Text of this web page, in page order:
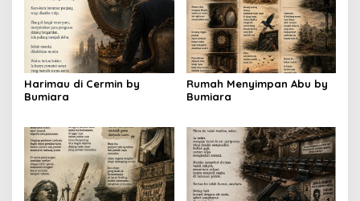
Harimau di Cermin by
Bumiara
Rumah Menyimpan Abu by
Bumiara